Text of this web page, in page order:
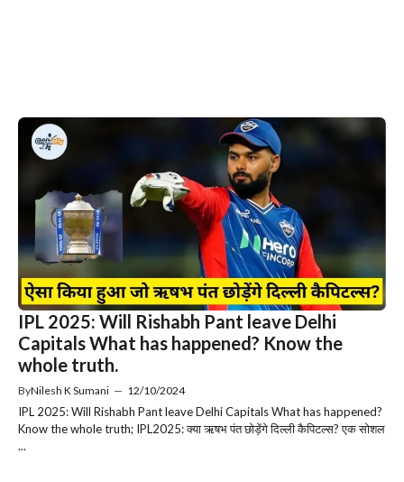
IPL 2025: Will Rishabh Pant leave Delhi
Capitals What has happened? Know the
whole truth.
ByNilesh K Sumani — 12/10/2024
IPL 2025: Will Rishabh Pant leave Delhi Capitals What has happened?
Know the whole truth; IPL2025: क्या ऋषभ पंत छोड़ेंगे दिल्ली कैपिटल्स? एक सोशल
...